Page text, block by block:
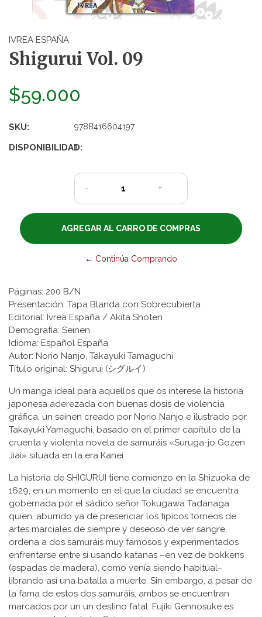
IVREA ESPAÑA
Shigurui Vol. 09
$59.000
SKU: 9788416604197
DISPONIBILIDAD:
1
- +
← Continúa Comprando
Páginas: 200 B/N
Presentación: Tapa Blanda con Sobrecubierta
Editorial: Ivrea España / Akita Shoten
Demografía: Seinen
Idioma: Español España
Autor: Norio Nanjo, Takayuki Tamaguchi
Título original: Shigurui (シグルイ)
Un manga ideal para aquellos que os interese la historia
japonesa aderezada con buenas dosis de violencia
gráfica, un seinen creado por Norio Nanjo e ilustrado por
Takayuki Yamaguchi, basado en el primer capítulo de la
cruenta y violenta novela de samuráis «Suruga-jo Gozen
Jiai» situada en la era Kanei.
La historia de SHIGURUI tiene comienzo en la Shizuoka de
1629, en un momento en el que la ciudad se encuentra
gobernada por el sádico señor Tokugawa Tadanaga
quien, aburrido ya de presenciar los típicos torneos de
artes marciales de siempre y deseoso de ver sangre,
ordena a dos samuráis muy famosos y experimentados
enfrentarse entre sí usando katanas –en vez de bokkens
(espadas de madera), como venía siendo habitual–
librando así una batalla a muerte. Sin embargo, a pesar de
la fama de estos dos samuráis, ambos se encuentran
marcados por un un destino fatal: Fujiki Gennosuke es